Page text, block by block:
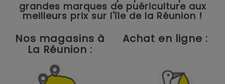
grandes marques de puériculture aux
meilleurs prix sur l'île de la Réunion !
Nos magasins à
La Réunion :
Achat en ligne :